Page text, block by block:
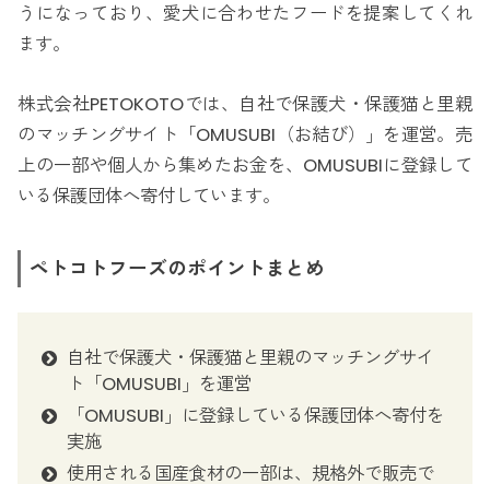
うになっており、愛犬に合わせたフードを提案してくれ
ます。
株式会社PETOKOTOでは、自社で保護犬・保護猫と里親
のマッチングサイト「OMUSUBI（お結び）」を運営。売
上の一部や個人から集めたお金を、OMUSUBIに登録して
いる保護団体へ寄付しています。
ペトコトフーズのポイントまとめ
自社で保護犬・保護猫と里親のマッチングサイ
ト「OMUSUBI」を運営
「OMUSUBI」に登録している保護団体へ寄付を
実施
使用される国産食材の一部は、規格外で販売で